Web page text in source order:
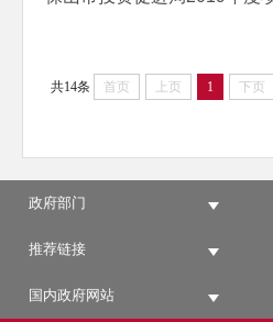
共14条 首页 上页 1 下页
政府部门
推荐链接
国内政府网站